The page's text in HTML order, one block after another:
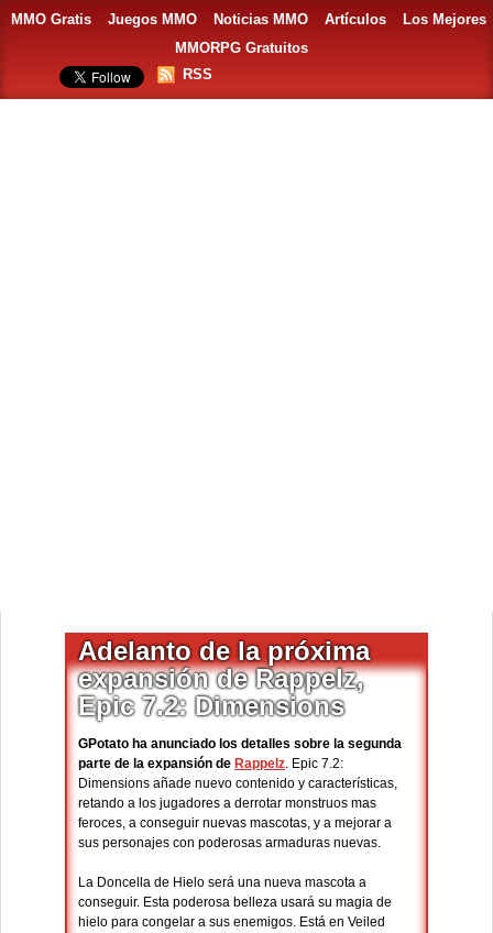
MMO Gratis Juegos MMO Noticias MMO Artículos
Los Mejores
MMORPG Gratuitos
RSS
Adelanto de la próxima
expansión de Rappelz,
Epic 7.2: Dimensions
GPotato ha anunciado los detalles sobre la segunda
parte de la expansión de Rappelz. Epic 7.2:
Dimensions añade nuevo contenido y características,
retando a los jugadores a derrotar monstruos mas
feroces, a conseguir nuevas mascotas, y a mejorar a
sus personajes con poderosas armaduras nuevas.
La Doncella de Hielo será una nueva mascota a
conseguir. Esta poderosa belleza usará su magia de
hielo para congelar a sus enemigos. Está en Veiled